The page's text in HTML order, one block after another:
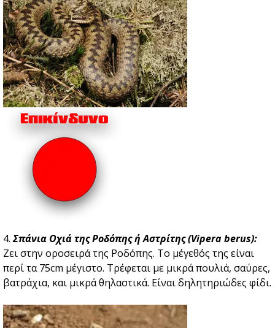
4.Σπάνια Οχιά της Ροδόπης ή Αστρίτης (Vipera berus):
Zει στην οροσειρά της Ροδόπης. Το μέγεθός της είναι
περί τα 75cm μέγιστο. Τρέφεται με μικρά πουλιά, σαύρες,
βατράχια, και μικρά θηλαστικά. Είναι δηλητηριώδες φίδι.